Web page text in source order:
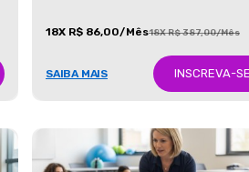
18X R$ 86,00/Mês18X R$ 387,00/Mês
SAIBA MAIS INSCREVA-SE